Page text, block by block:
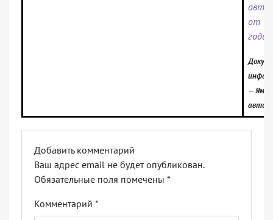
от
года»
—
Добавить комментарий
Ваш адрес email не будет опубликован.
Обязательные поля помечены *
Комментарий *